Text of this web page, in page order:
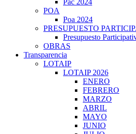
Pac 2024
POA
Poa 2024
PRESUPUESTO
Presupuesto
OBRAS
Transparencia
LOTAIP
LOTAIP 2026
ENERO
FEBRERO
MARZO
ABRIL
MAYO
JUNIO